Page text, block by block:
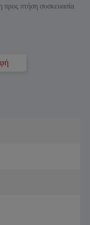
προς πτήση συσκευασία